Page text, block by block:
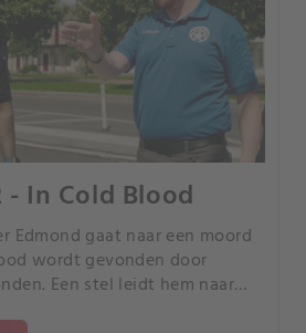
In Cold Blood
Edmond gaat naar een moord
wordt gevonden door
Een stel leidt hem naar